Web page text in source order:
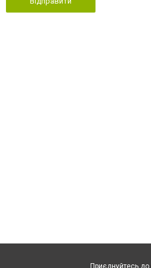
Приєднуйтесь до